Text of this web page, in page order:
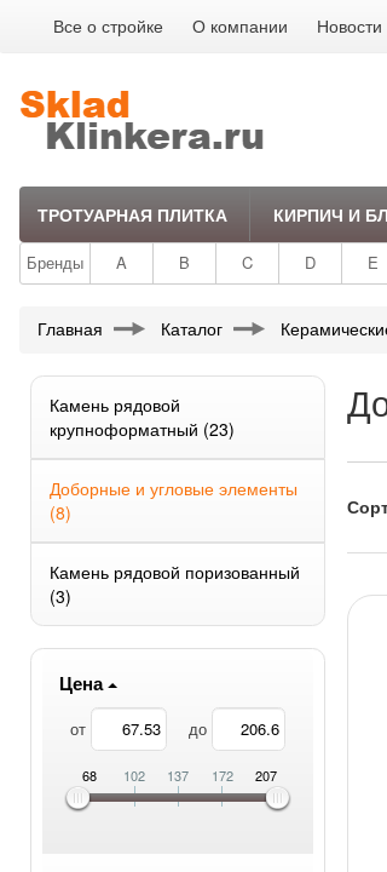
Все о стройке О компании Новости
ТРОТУАРНАЯ ПЛИТКА КИРПИЧ И
Бренды A B C D E
Главная Каталог
Камень рядовой
крупноформатный (23)
Доборные и угловые элементы
(8)
Камень рядовой поризованный
(3)
Цена
от до
68 102 137 172 207